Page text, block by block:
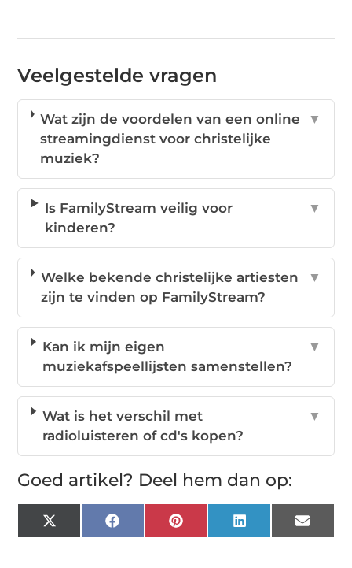
Veelgestelde vragen
Wat zijn de voordelen van een online
streamingdienst voor christelijke
muziek?
▼
Is FamilyStream veilig voor
kinderen?
▼
Welke bekende christelijke artiesten
zijn te vinden op FamilyStream?
▼
Kan ik mijn eigen
muziekafspeellijsten samenstellen?
▼
Wat is het verschil met
radioluisteren of cd's kopen?
▼
Goed artikel? Deel hem dan op:
X
(Twitter)
FacebookPinterestLinkedInEmail